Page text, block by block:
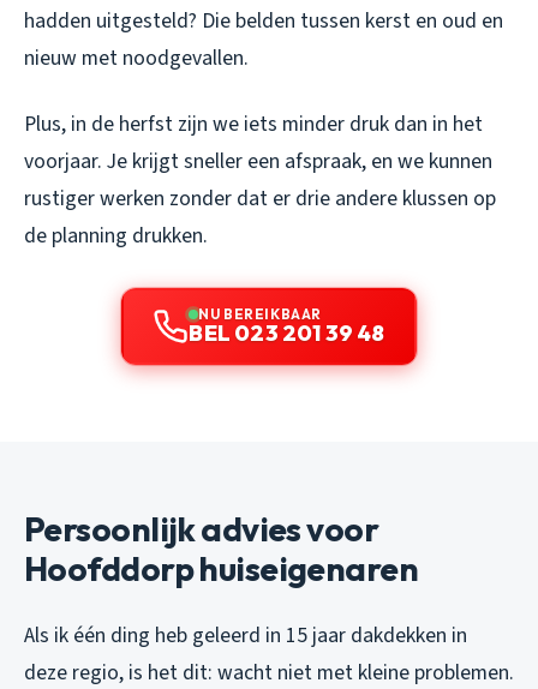
hadden uitgesteld? Die belden tussen kerst en oud en
nieuw met noodgevallen.
Plus, in de herfst zijn we iets minder druk dan in het
voorjaar. Je krijgt sneller een afspraak, en we kunnen
rustiger werken zonder dat er drie andere klussen op
de planning drukken.
NU BEREIKBAAR
BEL 023 201 39 48
Persoonlijk advies voor
Hoofddorp huiseigenaren
Als ik één ding heb geleerd in 15 jaar dakdekken in
deze regio, is het dit: wacht niet met kleine problemen.